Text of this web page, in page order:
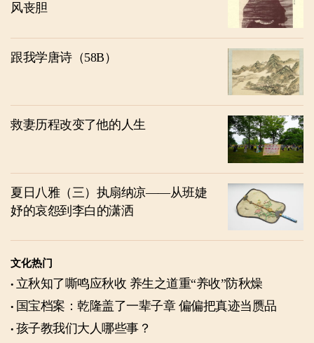
风丧胆
跟我学唐诗（58B）
救妻历程改变了他的人生
夏日八雅（三）执扇纳凉——从班婕
妤的哀怨到李白的潇洒
文化热门
立秋知了嘶鸣应秋收 养生之道重“养收”防秋燥
国宝档案：乾隆盖了一辈子章 偏偏把真迹当赝品
孩子教我们大人哪些事？